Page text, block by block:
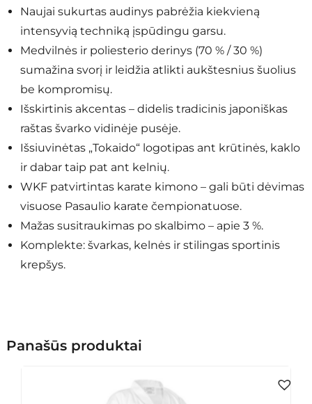
Naujai sukurtas audinys pabrėžia kiekvieną
intensyvią techniką įspūdingu garsu.
Medvilnės ir poliesterio derinys (70 % / 30 %)
sumažina svorį ir leidžia atlikti aukštesnius šuolius
be kompromisų.
Išskirtinis akcentas – didelis tradicinis japoniškas
raštas švarko vidinėje pusėje.
Išsiuvinėtas „Tokaido“ logotipas ant krūtinės, kaklo
ir dabar taip pat ant kelnių.
WKF patvirtintas karate kimono – gali būti dėvimas
visuose Pasaulio karate čempionatuose.
Mažas susitraukimas po skalbimo – apie 3 %.
Komplekte: švarkas, kelnės ir stilingas sportinis
krepšys.
Panašūs produktai